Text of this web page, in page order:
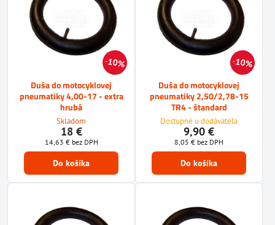
10%
Duša do motocyklovej
pneumatiky 4,00-17 - extra
hrubá
Skladom
18 €
14,63 € bez DPH
Do košíka
10%
Duša do motocyklovej
pneumatiky 2,50/2,78-15
TR4 - štandard
Dostupné u dodávateľa
9,90 €
8,05 € bez DPH
Do košíka